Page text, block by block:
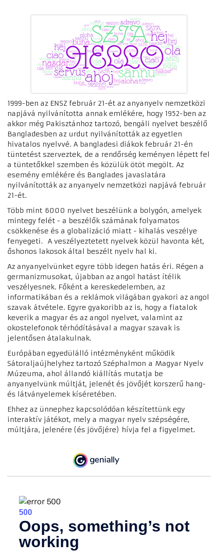
1999-ben az ENSZ február 21-ét az anyanyelv nemzetközi
napjává nyilvánította annak emlékére, hogy 1952-ben az
akkor még Pakisztánhoz tartozó, bengáli nyelvet beszélő
Bangladesben az urdut nyilvánították az egyetlen
hivatalos nyelvvé. A bangladesi diákok február 21-én
tüntetést szerveztek, de a rendőrség keményen lépett fel
a tüntetőkkel szemben és közülük ötöt megölt. Az
esemény emlékére és Banglades javaslatára
nyilvánították az anyanyelv nemzetközi napjává február
21-ét.
Több mint 6000 nyelvet beszélünk a bolygón, amelyek
mintegy felét - a beszélők számának folyamatos
csökkenése és a globalizáció miatt - kihalás veszélye
fenyegeti. A veszélyeztetett nyelvek közül havonta két,
őshonos lakosok által beszélt nyelv hal ki.
Az anyanyelvünket egyre több idegen hatás éri. Régen a
germanizmusokat, újabban az angol hatást ítélik
veszélyesnek. Főként a kereskedelemben, az
informatikában és a reklámok világában gyakori az angol
szavak átvétele. Egyre gyakoribb az is, hogy a fiatalok
keverik a magyar és az angol nyelvet, valamint az
okostelefonok térhódításával a magyar szavak is
jelentősen átalakulnak.
Európában egyedülálló intézményként működik
Sátoraljaújhelyhez tartozó Széphalmon a Magyar Nyelv
Múzeuma, ahol állandó kiállítás mutatja be
anyanyelvünk múltját, jelenét és jövőjét korszerű hang-
és látványelemek kíséretében.
Ehhez az ünnephez kapcsolódóan készítettünk egy
interaktív játékot, mely a magyar nyelv szépségére,
múltjára, jelenére (és jövőjére) hívja fel a figyelmet.